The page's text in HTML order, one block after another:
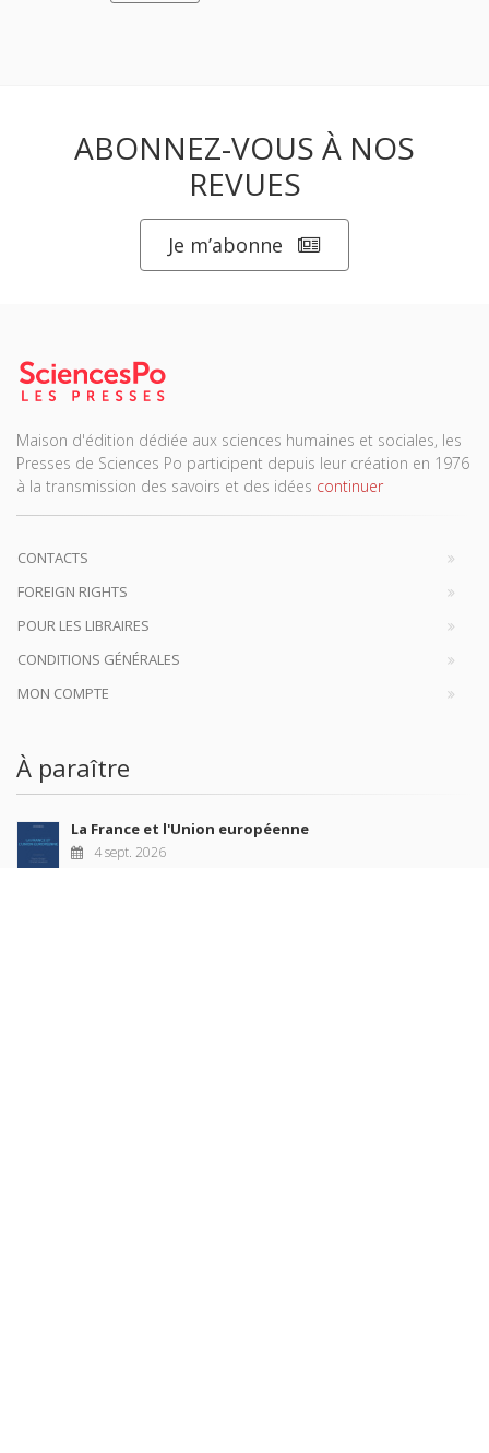
ABONNEZ-VOUS À NOS
REVUES
Je m’abonne
Maison d'édition dédiée aux sciences humaines et sociales, les
Presses de Sciences Po participent depuis leur création en 1976
à la transmission des savoirs et des idées continuer
CONTACTS
FOREIGN RIGHTS
POUR LES LIBRAIRES
CONDITIONS GÉNÉRALES
MON COMPTE
À paraître
La France et l'Union européenne
4 sept. 2026